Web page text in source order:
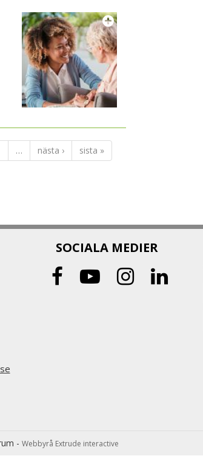
… nästa › sista »
SOCIALA MEDIER
- Webbyrå Extrude interactive